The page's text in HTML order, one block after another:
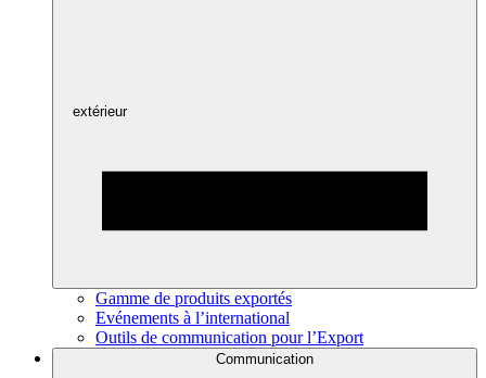
extérieur
Gamme de produits exportés
Evénements à l’international
Outils de communication pour l’Export
Communication